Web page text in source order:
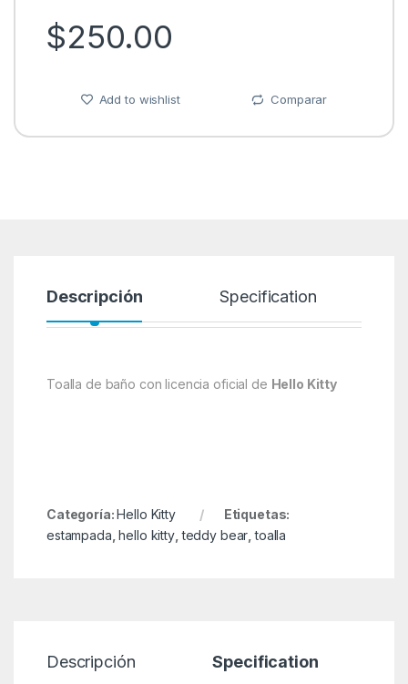
$250.00
Add to wishlist Comparar
Descripción Specification
Toalla de baño con licencia oficial de Hello Kitty
Categoría:Hello Kitty
Etiquetas:
estampada ,hello kitty,teddy bear ,toalla
Descripción Specification